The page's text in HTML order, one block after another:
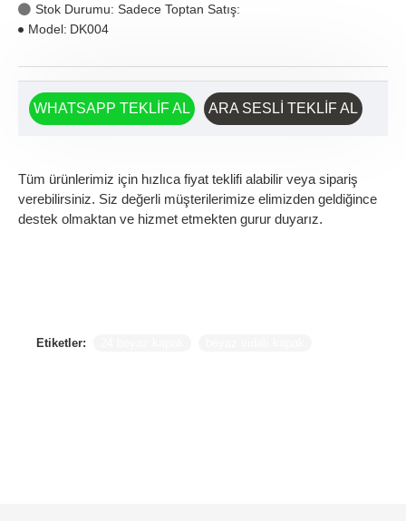
Stok Durumu: Sadece Toptan Satış:
Model: DK004
WHATSAPP TEKLIF AL ARA SESLI TEKLIF AL
Tüm ürünlerimiz için hızlıca fiyat teklifi alabilir veya sipariş
verebilirsiniz. Siz değerli müşterilerimize elimizden geldiğince
destek olmaktan ve hizmet etmekten gurur duyarız.
Etiketler: